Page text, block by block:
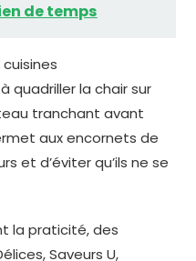
de temps
quadriller la chair sur
tranchant avant
aux encornets de
et d’éviter qu’ils ne se
la praticité, des
Saveurs U,